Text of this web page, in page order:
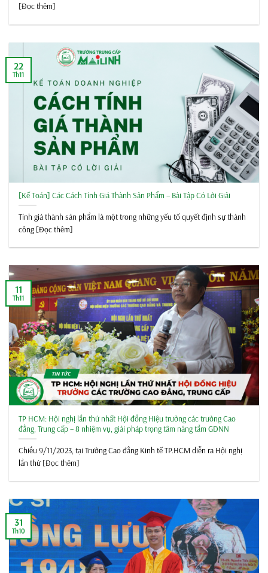
[Đọc thêm]
[Kế Toán] Các Cách Tính Giá Thành Sản Phẩm – Bài Tập Có Lời Giải
Tính giá thành sản phẩm là một trong những yếu tố quyết định sự thành
công [Đọc thêm]
22
Th11
TP HCM: Hội nghị lần thứ nhất Hội đồng Hiệu trưởng các trường Cao
đẳng, Trung cấp – 8 nhiệm vụ, giải pháp trọng tâm nâng tầm GDNN
Chiều 9/11/2023, tại Trường Cao đẳng Kinh tế TP.HCM diễn ra Hội nghị
lần thứ [Đọc thêm]
11
Th11
31
Th10